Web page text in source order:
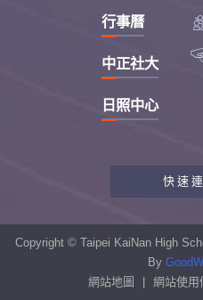
行事曆
中正社大
日照中心
快速
教職員
性別平
學生申訴
Copyright © Taipei KaiNan High
By
網站地圖
網站使用